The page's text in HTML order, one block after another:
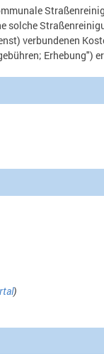
solche
verbundenen
Erhebung")
)